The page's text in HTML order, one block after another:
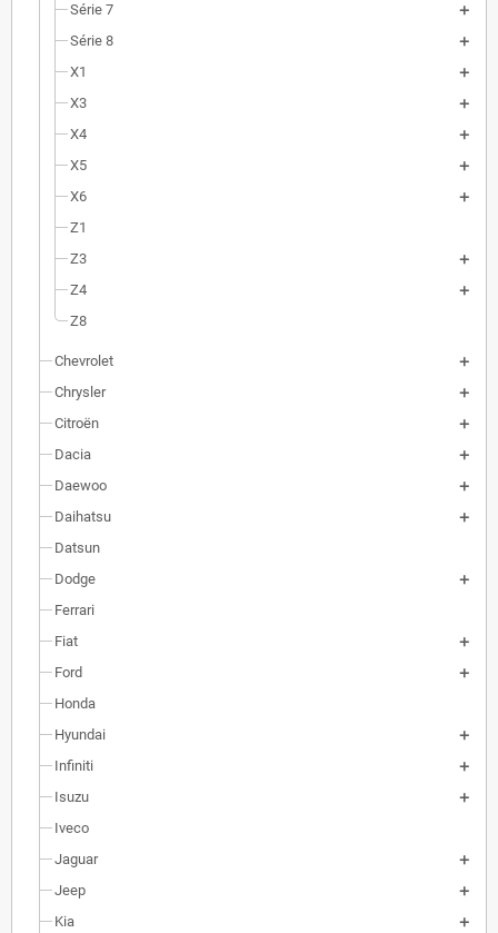
Série 7
Série 8
X1
X3
X4
X5
X6
Z1
Z3
Z4
Z8
Chevrolet
Chrysler
Citroën
Dacia
Daewoo
Daihatsu
Datsun
Dodge
Ferrari
Fiat
Ford
Honda
Hyundai
Infiniti
Isuzu
Iveco
Jaguar
Jeep
Kia